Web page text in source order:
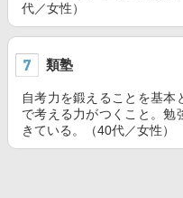
代／女性）
類塾
自考力を鍛えることを基本
で考える力がつくこと。勉
きている。（40代／女性）